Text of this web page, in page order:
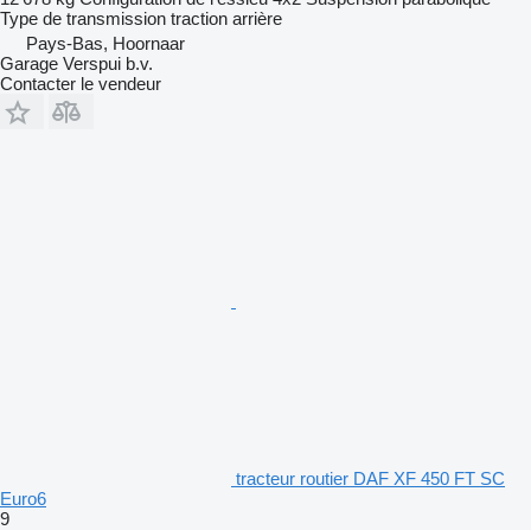
Type de transmission traction arrière
Pays-Bas, Hoornaar
Garage Verspui b.v.
Contacter le vendeur
tracteur routier DAF XF 450 FT SC
Euro6
9